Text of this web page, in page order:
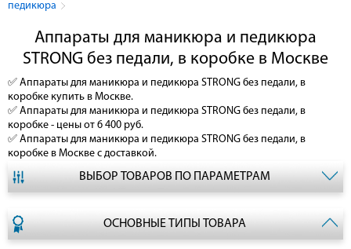
педикюра
Аппараты для маникюра и педикюра
STRONG без педали, в коробке в Москве
✅ Аппараты для маникюра и педикюра STRONG без педали, в
коробке купить в Москве.
✅ Аппараты для маникюра и педикюра STRONG без педали, в
коробке - цены от 6 400 руб.
✅ Аппараты для маникюра и педикюра STRONG без педали, в
коробке в Москве с доставкой.
ВЫБОР ТОВАРОВ ПО ПАРАМЕТРАМ
ОСНОВНЫЕ ТИПЫ ТОВАРА